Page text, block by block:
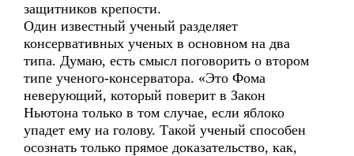
защитников крепости.
Один известный ученый разделяет
консервативных ученых в основном на два
типа. Думаю, есть смысл поговорить о втором
типе ученого-консерватора. «Это Фома
неверующий, который поверит в Закон
Ньютона только в том случае, если яблоко
упадет ему на голову. Такой ученый способен
осознать только прямое доказательство, как,